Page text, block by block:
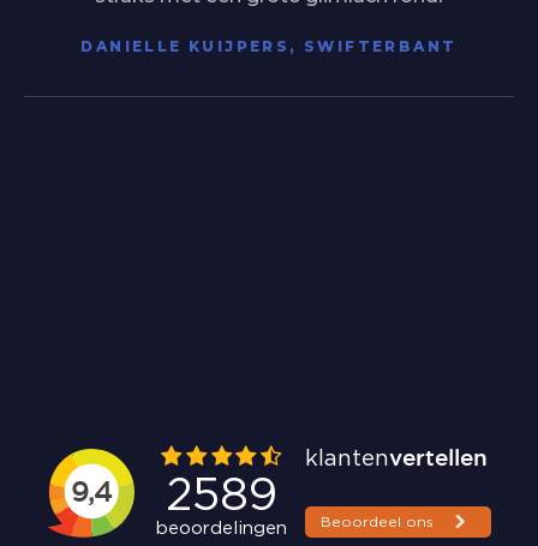
DANIELLE KUIJPERS, SWIFTERBANT